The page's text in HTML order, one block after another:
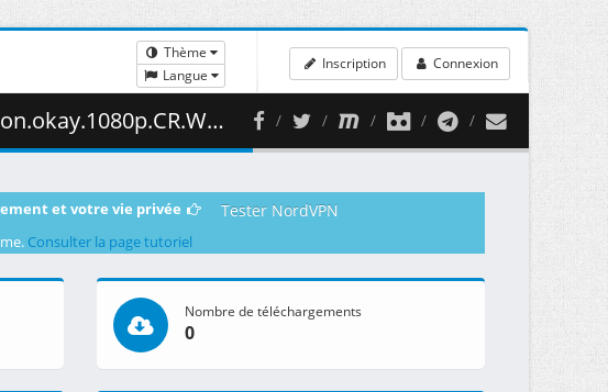
Thème
Langue
Inscription Connexion
( 448.02 MB )
et votre vie privée Tester NordVPN
Consulter la page tutoriel
Nombre de téléchargements
0